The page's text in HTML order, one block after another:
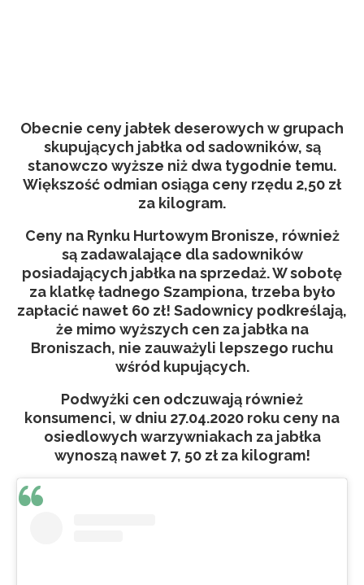
Obecnie ceny jabłek deserowych w grupach
skupujących jabłka od sadowników, są
stanowczo wyższe niż dwa tygodnie temu.
Większość odmian osiąga ceny rzędu 2,50 zł
za kilogram.
Ceny na Rynku Hurtowym Bronisze, również
są zadawalające dla sadowników
posiadających jabłka na sprzedaż. W sobotę
za klatkę ładnego Szampiona, trzeba było
zapłacić nawet 60 zł! Sadownicy podkreślają,
że mimo wyższych cen za jabłka na
Broniszach, nie zauważyli lepszego ruchu
wśród kupujących.
Podwyżki cen odczuwają również
konsumenci, w dniu 27.04.2020 roku ceny na
osiedlowych warzywniakach za jabłka
wynoszą nawet 7, 50 zł za kilogram!